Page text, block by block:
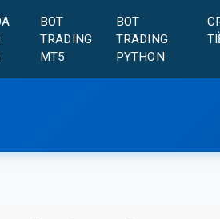
BOT
TRADING
MT5
BOT
TRADING
PYTHON